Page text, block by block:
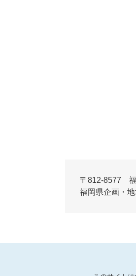
〒812-8577
福岡県企画・